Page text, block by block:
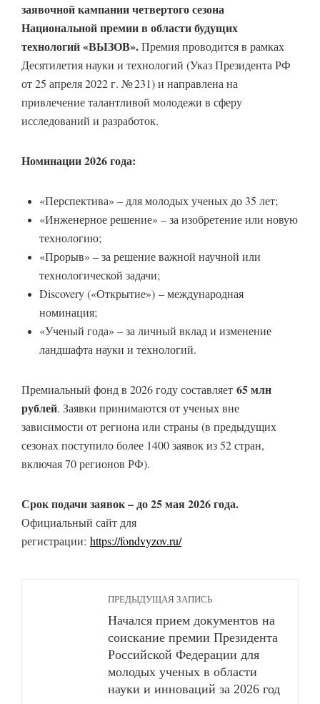
заявочной кампании четвертого сезона
Национальной премии в области будущих
технологий «ВЫЗОВ».Премия проводится в рамках
Десятилетия науки и технологий (Указ Президента РФ
от 25 апреля 2022 г. № 231) и направлена на
привлечение талантливой молодежи в сферу
исследований и разработок.
Номинации 2026 года:
«Перспектива» – для молодых ученых до 35 лет;
«Инженерное решение» – за изобретение или новую
технологию;
«Прорыв» – за решение важной научной или
технологической задачи;
Discovery («Открытие») – международная
номинация;
«Ученый года» – за личный вклад и изменение
ландшафта науки и технологий.
Премиальный фонд в 2026 году составляет 65 млн
рублей. Заявки принимаются от ученых вне
зависимости от региона или страны (в предыдущих
сезонах поступило более 1400 заявок из 52 стран,
включая 70 регионов РФ).
Срок подачи заявок – до 25 мая 2026 года.
Официальный сайт для
регистрации: https://fondvyzov.ru/
ПРЕДЫДУЩАЯ ЗАПИСЬ
Начался прием документов на
соискание премии Президента
Российской Федерации для
молодых ученых в области
науки и инноваций за 2026 год